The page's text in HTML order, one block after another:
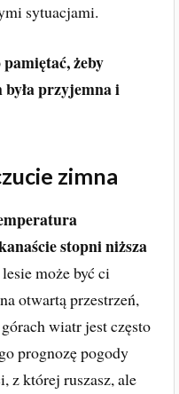
sytuacjami.
żeby
przyjemna i
zimna
stopni niższa
może być ci
otwartą przestrzeń,
wiatr jest często
prognozę pogody
z której ruszasz, ale